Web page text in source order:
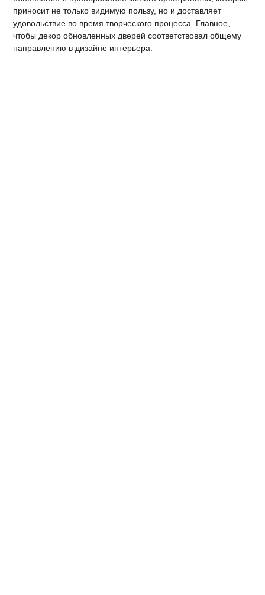
приносит не только видимую пользу, но и доставляет
удовольствие во время творческого процесса. Главное,
чтобы декор обновленных дверей соответствовал общему
направлению в дизайне интерьера.